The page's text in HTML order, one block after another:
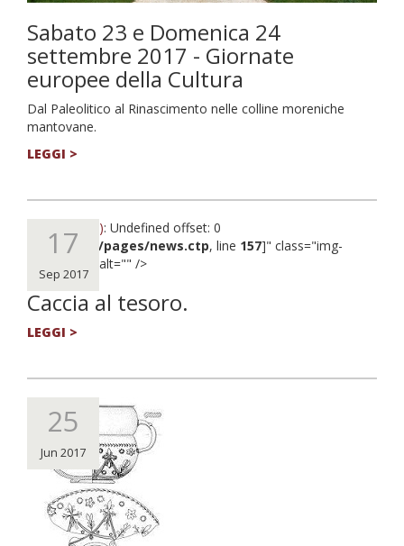
Sabato 23 e Domenica 24
settembre 2017 - Giornate
europee della Cultura
Dal Paleolitico al Rinascimento nelle colline moreniche
mantovane.
LEGGI >
17
Sep 2017
(8): Undefined offset: 0
APP/views/pages/news.ctp, line 157]" class="img-
responsive" alt="" />
Caccia al tesoro.
LEGGI >
25
Jun 2017